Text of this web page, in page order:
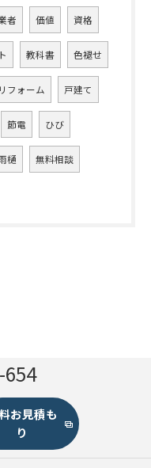
者 価値 資格
教科書 色褪せ
リフォーム 戸建て
節電 ひび
樋 無料相談
654
お見積も
り